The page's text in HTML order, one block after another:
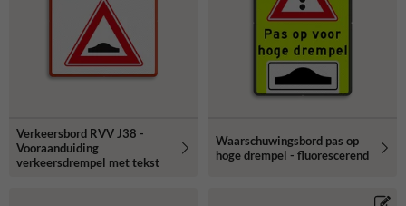
Verkeersbord RVV J38 -
Vooraanduiding
verkeersdrempel met tekst
Waarschuwingsbord pas op
hoge drempel - fluorescerend